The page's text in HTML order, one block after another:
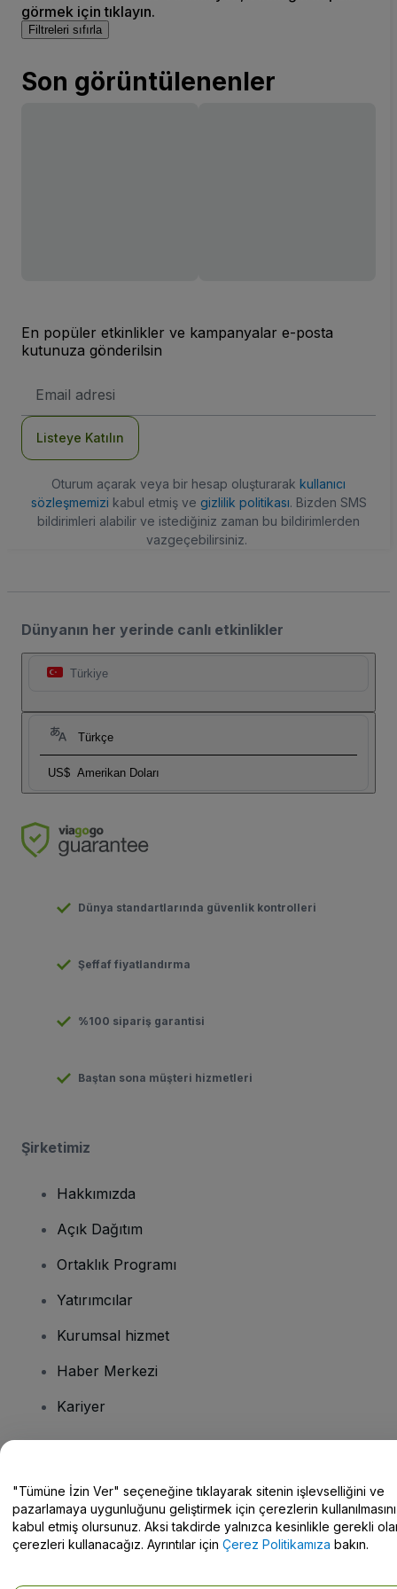
görmek için tıklayın.
Filtreleri sıfırla
Son görüntülenenler
En popüler etkinlikler ve kampanyalar e-posta
kutunuza gönderilsin
posta
Listeye Katılın
Oturum açarak veya bir hesap oluşturarak kullanıcı
sözleşmemizi kabul etmiş ve gizlilik politikası. Bizden SMS
bildirimleri alabilir ve istediğiniz zaman bu bildirimlerden
vazgeçebilirsiniz.
Dünyanın her yerinde canlı etkinlikler
Türkiye
Türkçe
US$ Amerikan Doları
Dünya standartlarında güvenlik kontrolleri
Şeffaf fiyatlandırma
%100 sipariş garantisi
Baştan sona müşteri hizmetleri
Şirketimiz
Hakkımızda
Açık Dağıtım
Ortaklık Programı
Yatırımcılar
Kurumsal hizmet
Haber Merkezi
Kariyer
Yardım Merkezi / Bize Ulaşın
"Tümüne İzin Ver" seçeneğine tıklayarak sitenin işlevselliğini ve
pazarlamaya uygunluğunu geliştirmek için çerezlerin kullanılmasını
kabul etmiş olursunuz. Aksi takdirde yalnızca kesinlikle gerekli
çerezleri kullanacağız. Ayrıntılar için Çerez Politikamıza bakın.